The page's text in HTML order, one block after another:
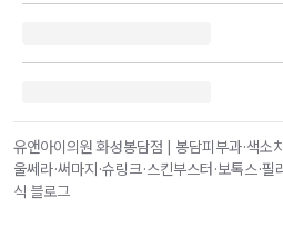
유앤아이의원 화성봉담점 | 봉담피부과·색소
울쎄라·써마지·슈링크·스킨부스터·보톡스·필
식 블로그